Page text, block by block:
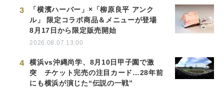
3
「横濱ハーバー」×「柳原良平 アンク
ル」 限定コラボ商品＆メニューが登場
8月17日から限定販売開始
2026.08.07 13:00
4
横浜vs沖縄尚学、8月10日甲子園で激
突 チケット完売の注目カード…28年前
にも横浜が演じた“伝説の一戦”